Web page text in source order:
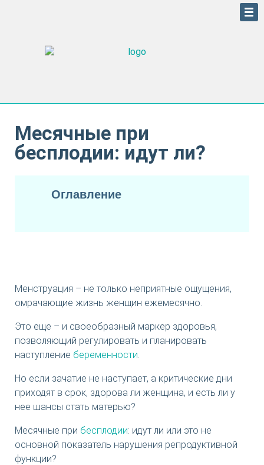
Месячные при
бесплодии: идут ли?
Оглавление
Менструация – не только неприятные ощущения,
омрачающие жизнь женщин ежемесячно.
Это еще – и своеобразный маркер здоровья,
позволяющий регулировать и планировать
наступление беременности.
Но если зачатие не наступает, а критические дни
приходят в срок, здорова ли женщина, и есть ли у
нее шансы стать матерью?
Месячные при бесплодии: идут ли или это не
основной показатель нарушения репродуктивной
функции?